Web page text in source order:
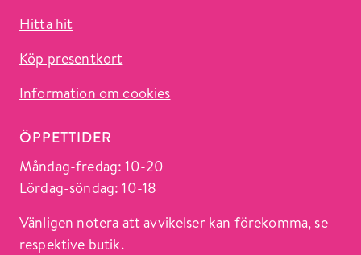
Hitta hit
Köp presentkort
Information om cookies
ÖPPETTIDER
Måndag-fredag: 10-20
Lördag-söndag: 10-18
Vänligen notera att avvikelser kan förekomma, se
respektive butik.